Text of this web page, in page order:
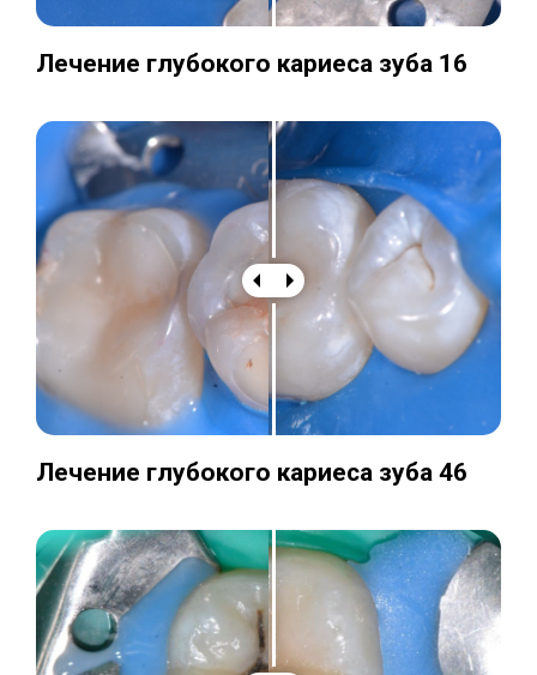
Лечение глубокого кариеса зуба 16
Лечение глубокого кариеса зуба 46